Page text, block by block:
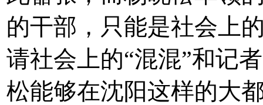
的干部，只能是社会上
请社会上的“混混”和记
松能够在沈阳这样的大